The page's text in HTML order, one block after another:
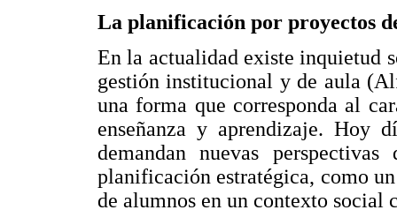
La planificación por proyectos
En la actualidad existe inquietud
gestión institucional y de aula
una forma que corresponda al
enseñanza y aprendizaje. Hoy
demandan nuevas
planificación estratégica, como
de alumnos en un contexto social